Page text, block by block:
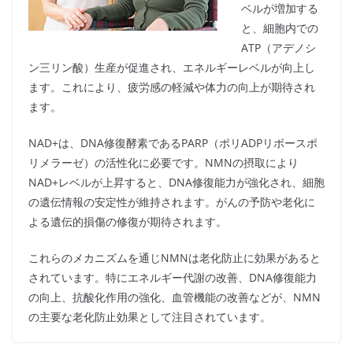
ベルが増加する
と、細胞内での
ATP（アデノシ
ン三リン酸）生産が促進され、エネルギーレベルが向上し
ます。これにより、疲労感の軽減や体力の向上が期待され
ます。
NAD+は、DNA修復酵素であるPARP（ポリADPリボースポ
リメラーゼ）の活性化に必要です。NMNの摂取により
NAD+レベルが上昇すると、DNA修復能力が強化され、細胞
の遺伝情報の安定性が維持されます。がんの予防や老化に
よる遺伝的損傷の修復が期待されます。
これらのメカニズムを通じNMNは老化防止に効果があると
されています。特にエネルギー代謝の改善、DNA修復能力
の向上、抗酸化作用の強化、血管機能の改善などが、NMN
の主要な老化防止効果として注目されています。